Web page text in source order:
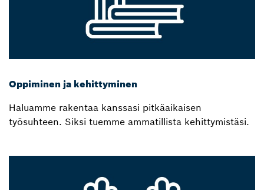
Oppiminen ja kehittyminen
Haluamme rakentaa kanssasi pitkäaikaisen
työsuhteen. Siksi tuemme ammatillista kehittymistäsi.